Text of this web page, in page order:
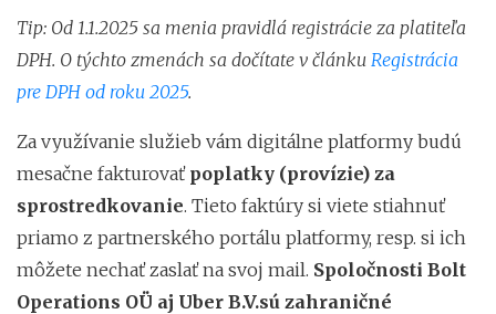
Tip: Od 1.1.2025 sa menia pravidlá registrácie za platiteľa
DPH. O týchto zmenách sa dočítate v článku Registrácia
pre DPH od roku 2025.
Za využívanie služieb vám digitálne platformy budú
mesačne fakturovať poplatky (provízie) za
sprostredkovanie. Tieto faktúry si viete stiahnuť
priamo z partnerského portálu platformy, resp. si ich
môžete nechať zaslať na svoj mail. Spoločnosti Bolt
Operations OÜ aj Uber B.V.sú zahraničné